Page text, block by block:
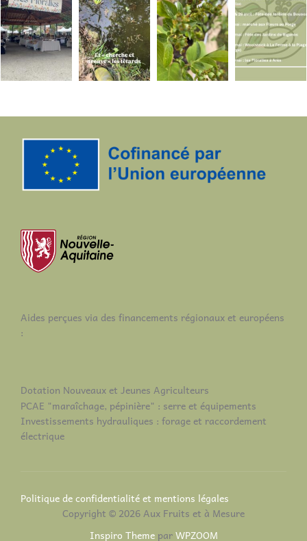
Aides perçues via des financements régionaux et européens
:
Dotation Nouveaux et Jeunes Agriculteurs
PCAE "maraîchage, pépinière" : serre et équipements
Investissements hydrauliques : forage et raccordement
électrique
Politique de confidentialité et mentions légales
Copyright © 2026 Aux Fruits et à Mesure
Inspiro ThemeparWPZOOM